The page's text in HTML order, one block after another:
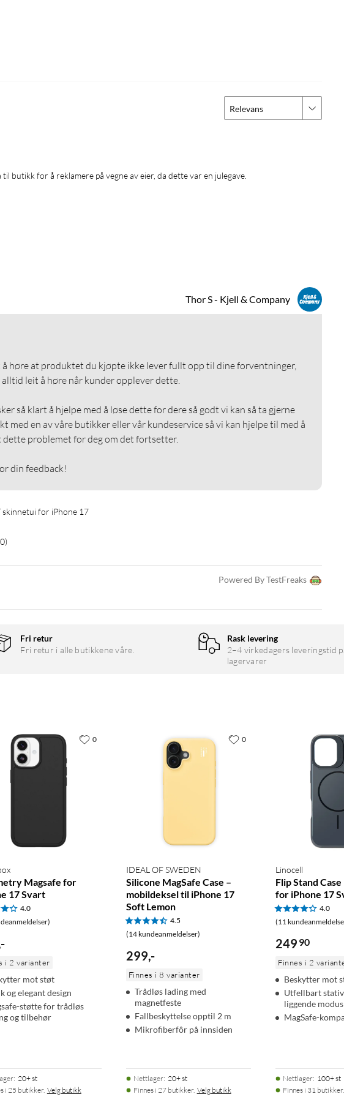
Relevans
til butikk for å reklamere på vegne av eier, da dette var en julegave.
Thor S - Kjell & Company
å høre at produktet du kjøpte ikke lever fullt opp til dine forventninger,
leit å høre når kunder opplever dette.
så klart å hjelpe med å løse dette for dere så godt vi kan så ta gjerne
med en av våre butikker eller vår kundeservice så vi kan hjelpe til med å
dette problemet for deg om det fortsetter.
din feedback!
for iPhone 17
0)
Powered By TestFreaks
Fri retur
Fri retur i alle butikkene våre.
Rask levering
2–4 virkedagers leveringstid
lagervarer
Magsafe for
17 Svart
4.0
-
i 2 varianter
mot støt
og elegant design
støtte for trådløs
og tilbehør
: 20+ st
i 25 butikker. Velg butikk
0
IDEAL OF SWEDEN
Silicone MagSafe Case –
mobildeksel til iPhone 17
Soft Lemon
4.5
(14 kundeanmeldelser)
299,-
Finnes i 8 varianter
Trådløs lading med
magnetfeste
Fallbeskyttelse opptil 2 m
Mikrofiberfôr på innsiden
Nettlager: 20+ st
Finnes i 27 butikker. Velg butikk
0
Linocell
Flip Stand
for iPhone 17
4.0
(11
249 90
Finnes i 2
Beskytter mot
Utfellbart
liggende modus
MagSafe-
Nettlager: 100+ st
Finnes i 31 butikker.